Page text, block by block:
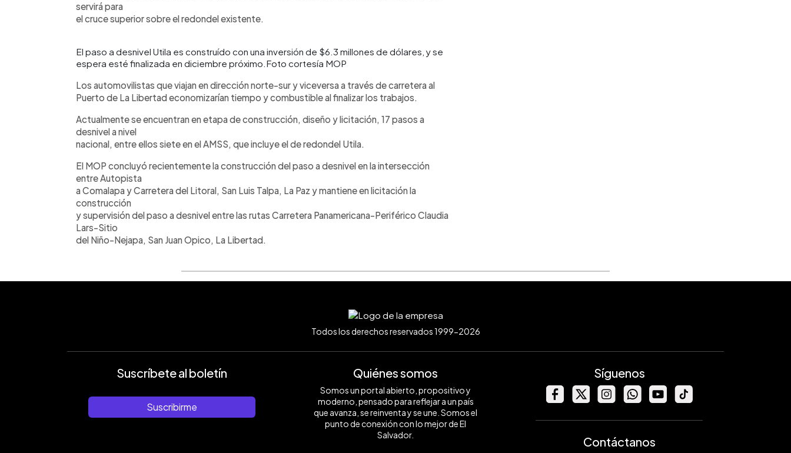
servirá para
el cruce superior sobre el redondel existente.
El paso a desnivel Utila es construído con una inversión de $6.3 millones de dólares, y se
espera esté finalizada en diciembre próximo.Foto cortesía MOP
Los automovilistas que viajan en dirección norte-sur y viceversa a través de carretera al
Puerto de La Libertad economizarían tiempo y combustible al finalizar los trabajos.
Actualmente se encuentran en etapa de construcción, diseño y licitación, 17 pasos a
desnivel a nivel
nacional, entre ellos siete en el AMSS, que incluye el de redondel Utila.
El MOP concluyó recientemente la construcción del paso a desnivel en la intersección
entre Autopista
a Comalapa y Carretera del Litoral, San Luis Talpa, La Paz y mantiene en licitación la
construcción
y supervisión del paso a desnivel entre las rutas Carretera Panamericana-Periférico Claudia
Lars-Sitio
del Niño-Nejapa, San Juan Opico, La Libertad.
Todos los derechos reservados 1999-2026
Suscríbete al boletín
Suscribirme
Quiénes somos
Somos un portal abierto, propositivo y
moderno, pensado para reflejar a un país
que avanza, se reinventa y se une. Somos el
punto de conexión con lo mejor de El
Salvador.
Síguenos
Contáctanos